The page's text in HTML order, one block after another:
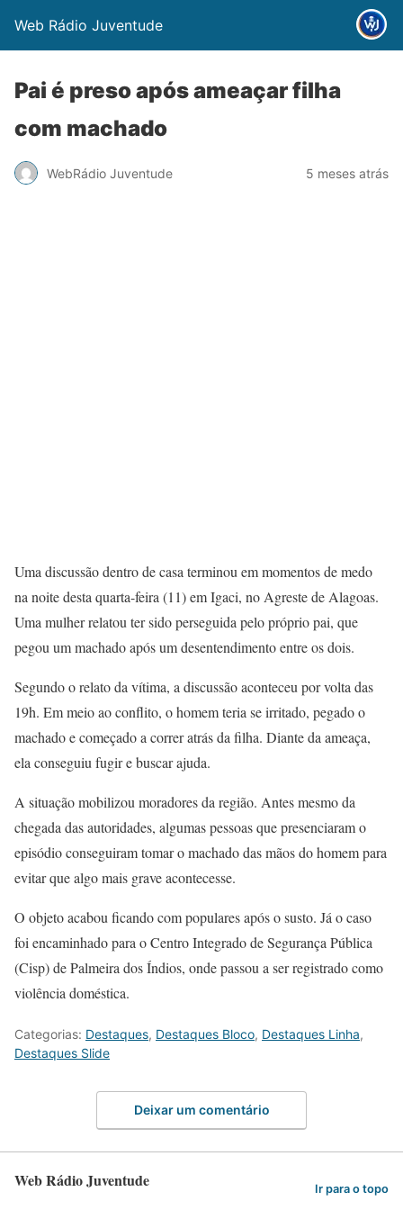
Web Rádio Juventude
Pai é preso após ameaçar filha
com machado
WebRádio Juventude 5 meses atrás
Uma discussão dentro de casa terminou em momentos de medo
na noite desta quarta-feira (11) em Igaci, no Agreste de Alagoas.
Uma mulher relatou ter sido perseguida pelo próprio pai, que
pegou um machado após um desentendimento entre os dois.
Segundo o relato da vítima, a discussão aconteceu por volta das
19h. Em meio ao conflito, o homem teria se irritado, pegado o
machado e começado a correr atrás da filha. Diante da ameaça,
ela conseguiu fugir e buscar ajuda.
A situação mobilizou moradores da região. Antes mesmo da
chegada das autoridades, algumas pessoas que presenciaram o
episódio conseguiram tomar o machado das mãos do homem para
evitar que algo mais grave acontecesse.
O objeto acabou ficando com populares após o susto. Já o caso
foi encaminhado para o Centro Integrado de Segurança Pública
(Cisp) de Palmeira dos Índios, onde passou a ser registrado como
violência doméstica.
Categorias: Destaques, Destaques Bloco, Destaques Linha,
Destaques Slide
Deixar um comentário
Web Rádio Juventude Ir para o topo